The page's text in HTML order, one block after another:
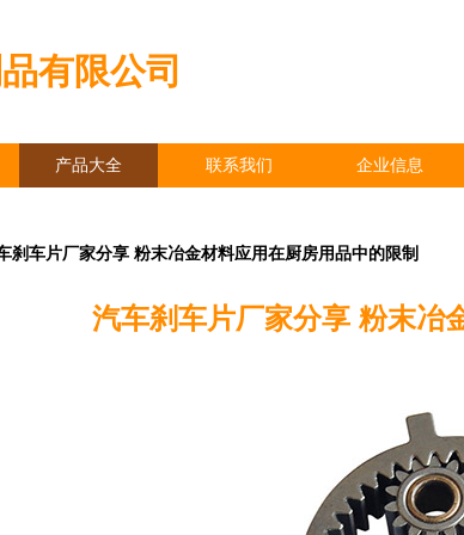
有限公司
产品大全 联系我们 企业信息
刹车片厂家分享 粉末冶金材料应用在厨房用品中的限制
汽车刹车片厂家分享 粉末冶